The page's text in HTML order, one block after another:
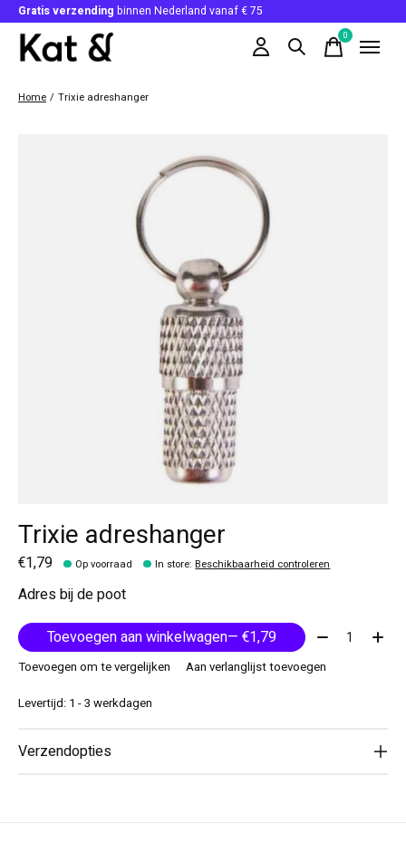
Gratis verzending binnen Nederland vanaf € 75
0items
Home / Trixie adreshanger
Trixie adreshanger
€1,79 Op voorraad In store:Beschikbaarheid controleren
Adres bij de poot
Toevoegen aan winkelwagen
— €1,79 Aantal:
Toevoegen om te vergelijken
Aan verlanglijst toevoegen
Levertijd: 1 - 3 werkdagen
Verzendopties